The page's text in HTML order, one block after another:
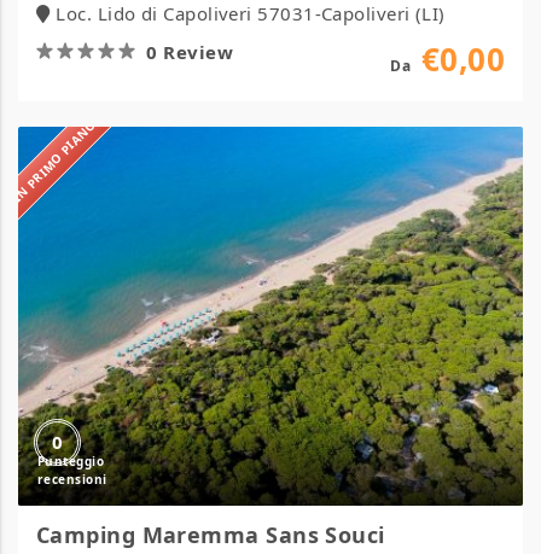
Loc. Lido di Capoliveri 57031-Capoliveri (LI)
0 Review
Da €0,00
IN PRIMO PIANO
0
Camping Maremma Sans Souci